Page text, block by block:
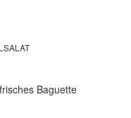
Baguette